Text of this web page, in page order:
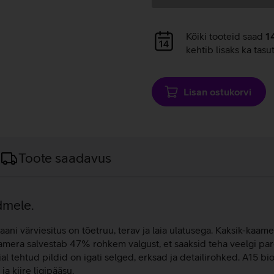
Andmete
laadimine
Kõiki tooteid saad
kehtib lisaks ka
Lisan ostukorvi
Toote saadavus
värviesitus on tõetruu, terav ja laia ulatusega. Kaksik-
salvestab 47% rohkem valgust, et saaksid teha veelgi
tehtud pildid on igati selged, erksad ja detailirohked. A15
kiire ligipääsu.